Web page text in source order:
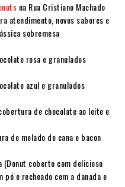
na Rua Cristiano Machado
atendimento, novos sabores e
sobremesa
rosa e granulados
azul e granulados
de chocolate ao leite e
de melado de cana e bacon
coberto com delicioso
e recheado com a danada e